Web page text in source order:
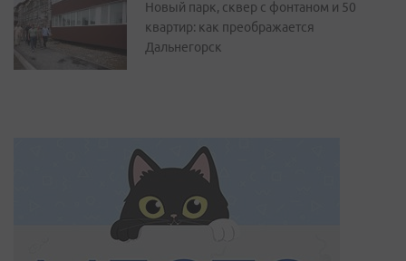
Новый парк, сквер с фонтаном и 50
квартир: как преображается
Дальнегорск